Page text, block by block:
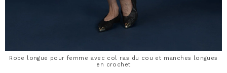
Robe longue pour femme avec col ras du cou et manches longues
en crochet